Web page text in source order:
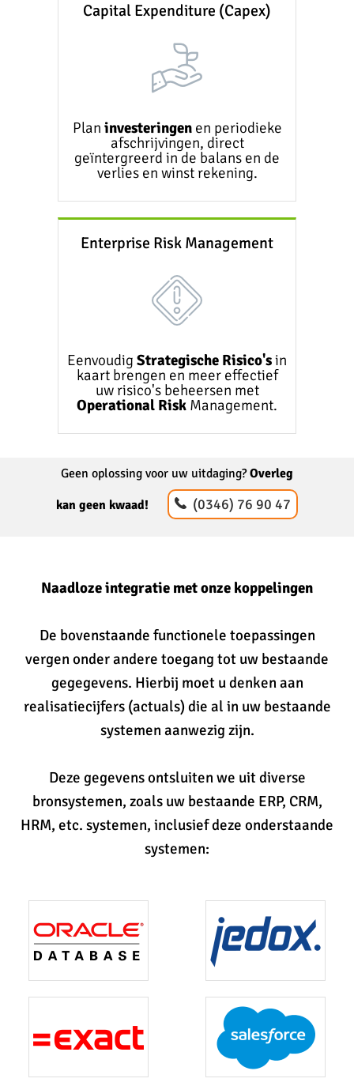
Capital Expenditure (Capex)
Plan investeringenen periodieke
afschrijvingen, direct
geïntergreerd in de balans en de
verlies en winst rekening.
Enterprise Risk Management
Eenvoudig Strategische Risico'sin
kaart brengen en meer effectief
uw risico's beheersen met
Operational Risk Management.
Geen oplossing voor uw uitdaging?Overleg
kan geen kwaad!
(0346) 76 90 47
Naadloze integratie met onze koppelingen
De bovenstaande functionele toepassingen
vergen onder andere toegang tot uw bestaande
gegegevens. Hierbij moet u denken aan
realisatiecijfers (actuals) die al in uw bestaande
systemen aanwezig zijn.
Deze gegevens ontsluiten we uit diverse
bronsystemen, zoals uw bestaande ERP, CRM,
HRM, etc. systemen, inclusief deze onderstaande
systemen: